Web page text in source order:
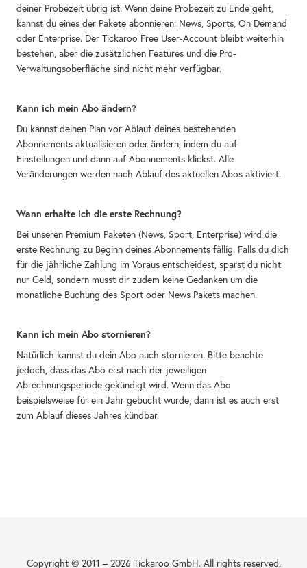
deiner Probezeit übrig ist. Wenn deine Probezeit zu Ende geht,
kannst du eines der Pakete abonnieren: News, Sports, On Demand
oder Enterprise. Der Tickaroo Free User-Account bleibt weiterhin
bestehen, aber die zusätzlichen Features und die Pro-
Verwaltungsoberfläche sind nicht mehr verfügbar.
Kann ich mein Abo ändern?
Du kannst deinen Plan vor Ablauf deines bestehenden
Abonnements aktualisieren oder ändern, indem du auf
Einstellungen und dann auf Abonnements klickst. Alle
Veränderungen werden nach Ablauf des aktuellen Abos aktiviert.
Wann erhalte ich die erste Rechnung?
Bei unseren Premium Paketen (News, Sport, Enterprise) wird die
erste Rechnung zu Beginn deines Abonnements fällig. Falls du dich
für die jährliche Zahlung im Voraus entscheidest, sparst du nicht
nur Geld, sondern musst dir zudem keine Gedanken um die
monatliche Buchung des Sport oder News Pakets machen.
Kann ich mein Abo stornieren?
Natürlich kannst du dein Abo auch stornieren. Bitte beachte
jedoch, dass das Abo erst nach der jeweiligen
Abrechnungsperiode gekündigt wird. Wenn das Abo
beispielsweise für ein Jahr gebucht wurde, dann ist es auch erst
zum Ablauf dieses Jahres kündbar.
Copyright © 2011 – 2026 Tickaroo GmbH. All rights reserved.